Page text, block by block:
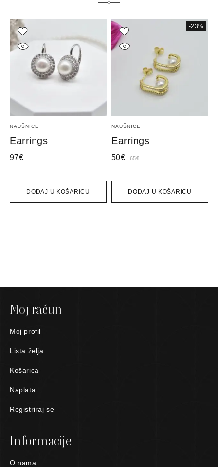
DODAJ U KOŠARICU
NAUŠNICE
Earrings
97€
-23%
DODAJ U KOŠARICU
NAUŠNICE
Earrings
65€
50€
Moj račun
Moj profil
Lista želja
Košarica
Naplata
Registriraj se
Informacije
O nama